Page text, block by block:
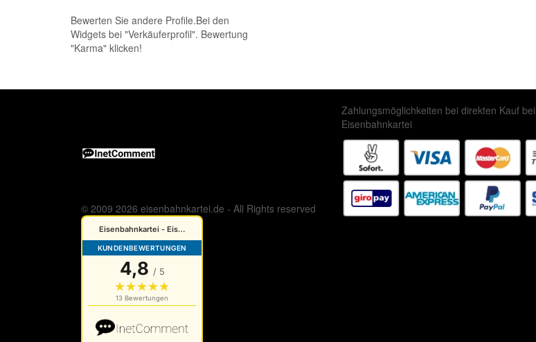
Bewerten Sie andere Profile.Bei den
Widgets bei "Verkäuferprofil". Bewertung
"Karma" klicken!
© 2009 2026 eisenbahnkartei.de - All Rights reserved
Zahlungsmöglichkeiten bei direkten Kauf bei
Eisenbahnkartei